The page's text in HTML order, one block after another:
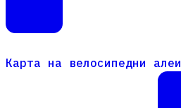
Карта на велосипедни алеи
Карта на велосипедни алеи